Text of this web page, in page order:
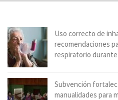
Uso correcto de
recomendaciones
respiratorio
Subvención
manualidades para